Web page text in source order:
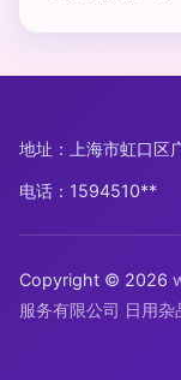
地址：上海市虹口区
电话：1594510**
Copyright © 2026
服务有限公司 日用杂